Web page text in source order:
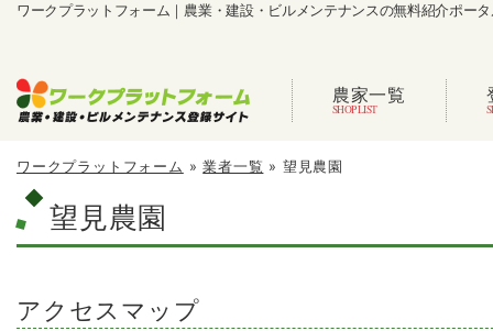
ワークプラットフォーム｜農業・建設・ビルメンテナンスの無料紹介ポー
農家一覧
ワークプラットフォーム »業者一覧 » 望見農園
望見農園
アクセスマップ